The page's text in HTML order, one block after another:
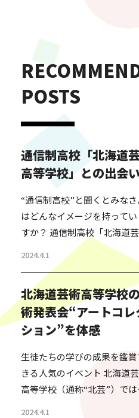
ースでは、日々の授業に加え
て、…
POSTS
通信制高校「北海道
高等学校」との出会い
“通信制高校”と聞くとみな
はどんなイメージを持ってい
すか？ 通信制高校「北海道
高等学校」通称“北芸”の名前
私が知ったのは、今からち
ど20年くらい前のこと。 北
で高校の資格が取れる学校
区ができるということで、そ
特区を活用して、北海道芸術高
だった。 その話を人づてに聞
た私は、単に高卒の資格を
い人が通信制で簡単に資格を
得する仕組みで、日本の過…
2024.4.1
北海道芸術高等学校
術発表会“アートコレ
ション”を体感
生徒たちの学びの成果を鑑賞
きる人気のイベント 北海道
高等学校（通称“北芸”）では
2024.4.1